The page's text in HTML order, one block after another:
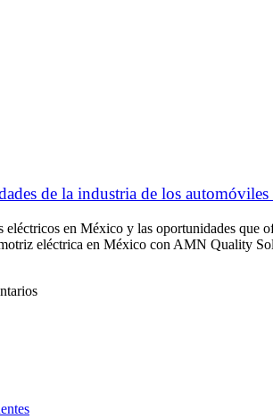
de la industria de los
eléctricos en México y las oportunidades que
eléctrica en México con AMN Quality